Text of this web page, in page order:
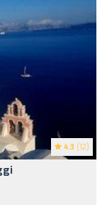
4.3 (12)